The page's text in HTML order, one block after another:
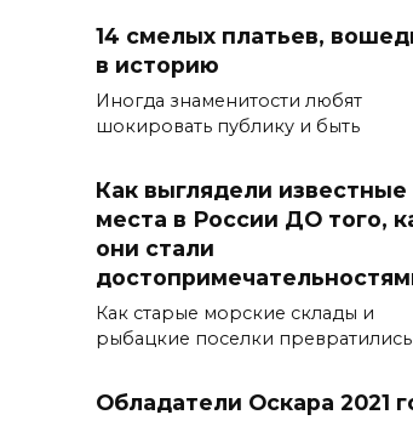
14 смелых платьев,
в историю
Иногда знаменитости любят
шокировать публику и быть
Как выглядели известные
места в России ДО того,
они стали
Как старые морские склады и
рыбацкие поселки превратились
Обладатели Оскара 2021